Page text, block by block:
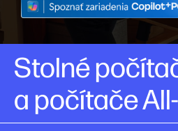
Stolné
a počítače